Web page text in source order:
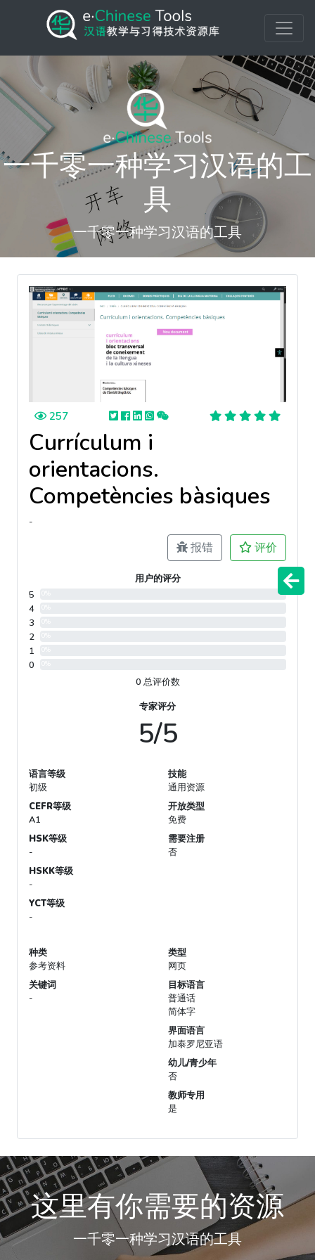
一千零一种学习汉语的工
具
一千零一种学习汉语的工具
257
Currículum i
orientacions.
Competències bàsiques
-
报错 评价
用户的评分
5
4
3
2
1
0
0 总评价数
专家评分
5/5
语言等级
初级
CEFR等级
A1
HSK等级
-
HSKK等级
-
YCT等级
-
技能
通用资源
开放类型
免费
需要注册
否
种类
参考资料
关键词
-
类型
网页
目标语言
普通话
简体字
界面语言
加泰罗尼亚语
幼儿/青少年
否
教师专用
是
这里有你需要的资源
一千零一种学习汉语的工具